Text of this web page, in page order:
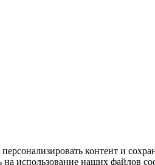
контент и
на использование наших файлов